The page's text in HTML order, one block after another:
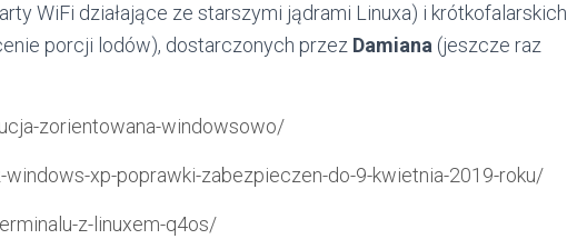
WiFi działające ze starszymi jądrami Linuxa) i krótkofalarskich
porcji lodów), dostarczonych przez Damiana (jeszcze raz
zorientowana-windowsowo/
windows-xp-poprawki-zabezpieczen-do-9-kwietnia-2019-roku/
z-linuxem-q4os/